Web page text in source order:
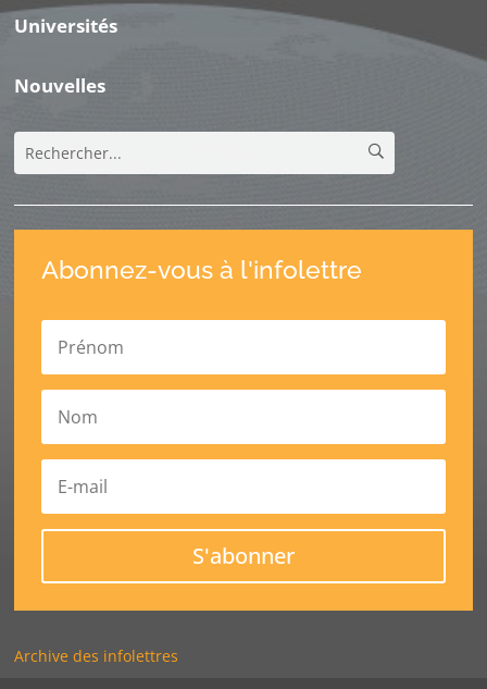
Universités
Nouvelles
Abonnez-vous à l'infolettre
S'abonner
Archive des infolettres